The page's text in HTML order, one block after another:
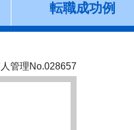
転職成功例
管理No.028657